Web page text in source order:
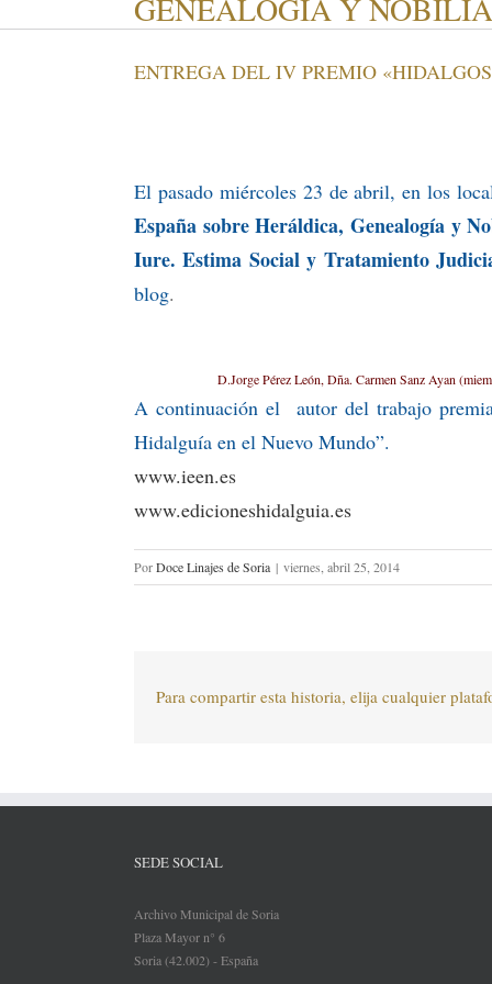
GENEALOGÍA Y
ENTREGA DEL IV PREMIO
El pasado miércoles 23 de abril, en los
España sobre Heráldica, Genealogía y
Iure. Estima Social y Tratamiento
blog.
D.Jorge Pérez León, Dña. Carmen Sanz Ayan
A continuación el autor del trabajo
Hidalguía en el Nuevo Mundo”.
www.ieen.es
www.edicioneshidalguia.es
PorDoce Linajes de Soria | viernes, abril 25, 2014
Para compartir esta historia, elija cualquier
SEDE SOCIAL
Archivo Municipal de Soria
Plaza Mayor n° 6
Soria (42.002) - España